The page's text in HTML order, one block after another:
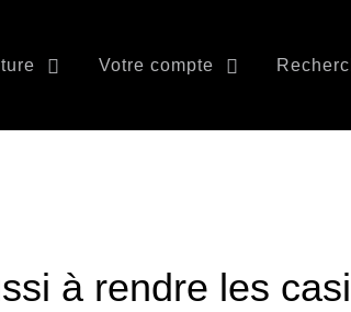
Votre compte
à rendre les